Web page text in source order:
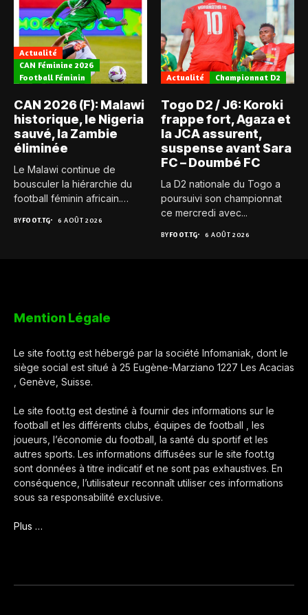
Actualité
CAN Féminine 2026
Football Féminin
CAN 2026 (F): Malawi
historique, le Nigeria
sauvé, la Zambie
éliminée
Le Malawi continue de
bousculer la hiérarchie du
football féminin africain.
BYFOOT.TG 6 AOÛT 2026
Actualité Championnat D2
Togo D2 / J6: Koroki
frappe fort, Agaza et
la JCA assurent,
suspense avant Sara
FC – Doumbé FC
La D2 nationale du Togo a
poursuivi son championnat
ce mercredi avec...
BYFOOT.TG 6 AOÛT 2026
Mention Légale
Le site foot.tg est hébergé par la société Infomaniak, dont le
siège social est situé à 25 Eugène-Marziano 1227 Les Acacias
, Genève, Suisse.
Le site foot.tg est destiné à fournir des informations sur le
football et les différents clubs, équipes de football , les
joueurs, l’économie du football, la santé du sportif et les
autres sports. Les informations diffusées sur le site foot.tg
sont données à titre indicatif et ne sont pas exhaustives. En
conséquence, l’utilisateur reconnaît utiliser ces informations
sous sa responsabilité exclusive.
Plus …